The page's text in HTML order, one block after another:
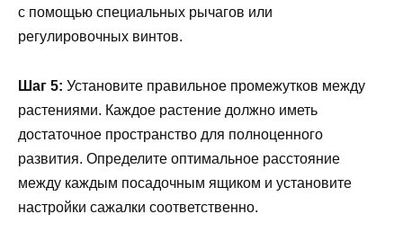
с помощью специальных рычагов или
регулировочных винтов.
Шаг 5: Установите правильное промежутков между
растениями. Каждое растение должно иметь
достаточное пространство для полноценного
развития. Определите оптимальное расстояние
между каждым посадочным ящиком и установите
настройки сажалки соответственно.